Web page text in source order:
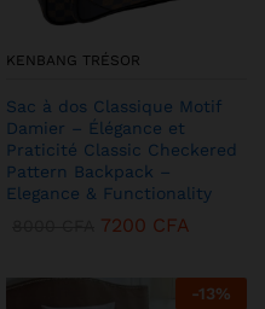
KENBANG TRÉSOR
Sac à dos Classique Motif
Damier – Élégance et
Praticité Classic Checkered
Pattern Backpack –
Elegance & Functionality
7200 CFA
-13%